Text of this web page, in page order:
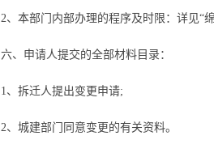
2、本部门内部办理的程序及时限：详见“
六、申请人提交的全部材料目录：
1、拆迁人提出变更申请;
2、城建部门同意变更的有关资料。